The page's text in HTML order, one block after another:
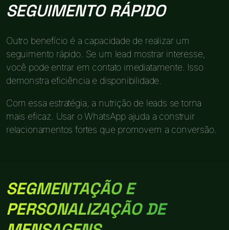
SEGUIMENTO RÁPIDO
Outro benefício é a capacidade de realizar um
seguimento rápido. Se um lead mostrar interesse,
você pode entrar em contato imediatamente. Isso
demonstra eficiência e disponibilidade.
Com essa estratégia, a nutrição de leads se torna
mais eficaz. Usar o WhatsApp ajuda a construir
relacionamentos fortes que promovem a conversão.
SEGMENTAÇÃO E
PERSONALIZAÇÃO DE